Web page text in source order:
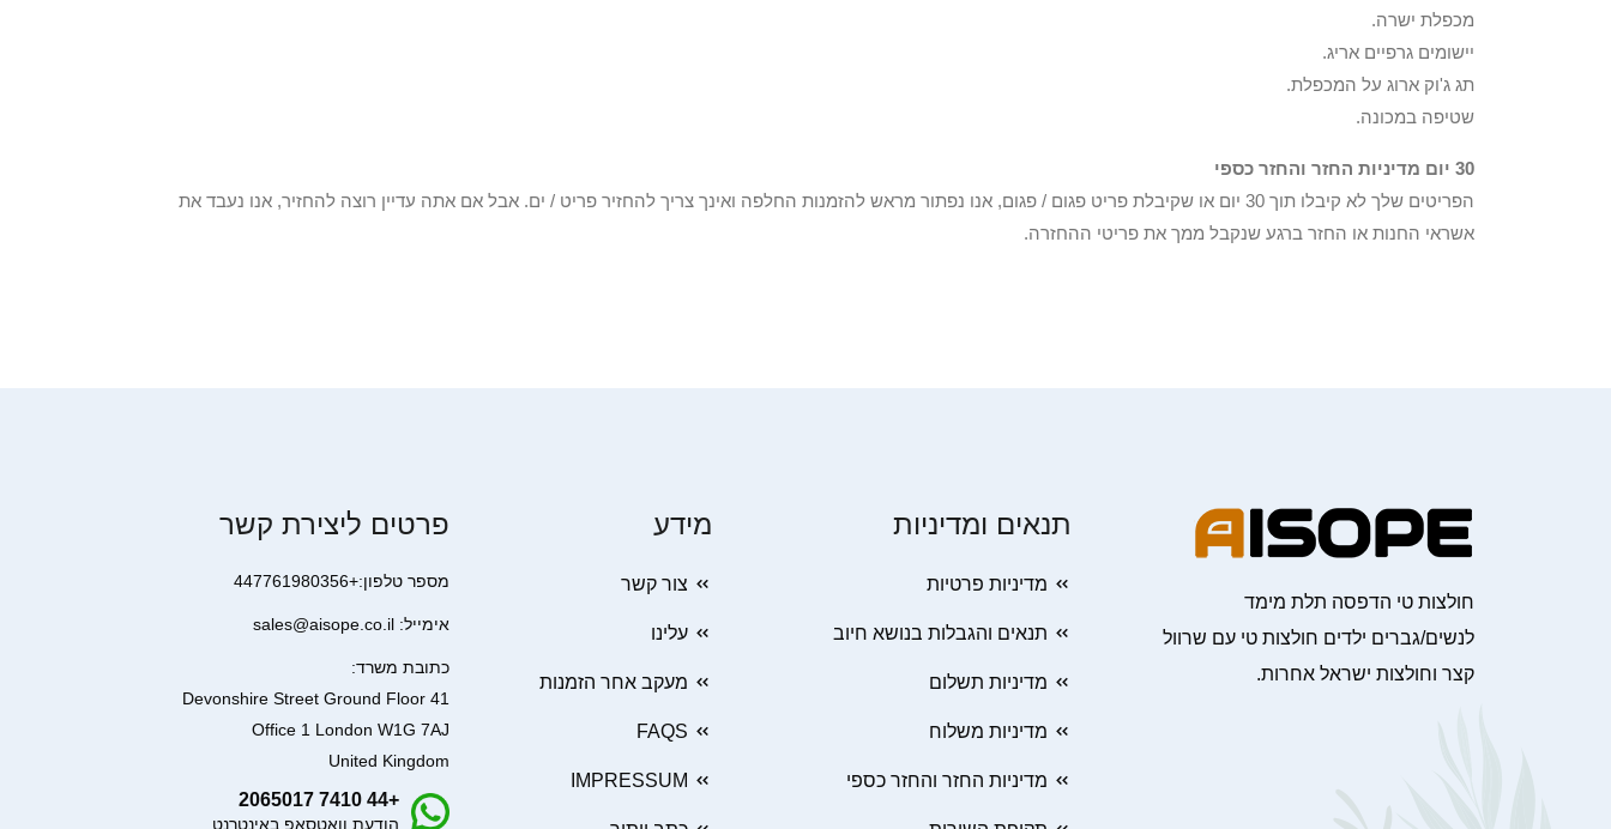
מכפלת ישרה.
יישומים גרפיים אריג.
תג ג'וק ארוג על המכפלת.
שטיפה במכונה.
30 יום מדיניות החזר והחזר כספי
הפריטים שלך לא קיבלו תוך 30 יום או שקיבלת פריט פגום / פגום, אנו נפתור מראש להזמנות החלפה ואינך צריך להחזיר פריט / ים. אבל אם אתה עדיין רוצה להחזיר, אנו נעבד את
אשראי החנות או החזר ברגע שנקבל ממך את פריטי ההחזרה.
חולצות טי הדפסה תלת מימד
לנשים/גברים ילדים חולצות טי עם שרוול
קצר וחולצות ישראל אחרות.
תנאים ומדיניות
מדיניות פרטיות
תנאים והגבלות בנושא חיוב
מדיניות תשלום
מדיניות משלוח
מדיניות החזר והחזר כספי
מידע
צור קשר
עלינו
מעקב אחר הזמנות
FAQS
IMPRESSUM
פרטים ליצירת קשר
מספר טלפון:+447761980356
אימייל: sales@aisope.co.il
כתובת משרד:
41 Devonshire Street Ground Floor
Office 1 London W1G 7AJ
United Kingdom
+44 7410 2065017
הודעת וואטסאפ באינטרנט